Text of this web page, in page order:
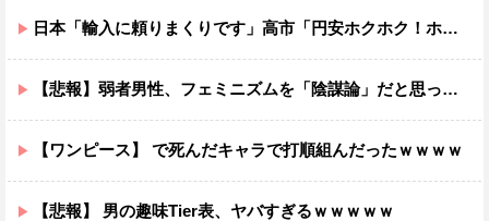
日本「輸入に頼りまくりです」高市「円安ホクホク！ホクホクゥ！」←
【悲報】弱者男性、フェミニズムを「陰謀論」だと思っていたｗｗｗｗ
【ワンピース】 で死んだキャラで打順組んだったｗｗｗｗ
【悲報】 男の趣味Tier表、ヤバすぎるｗｗｗｗｗ